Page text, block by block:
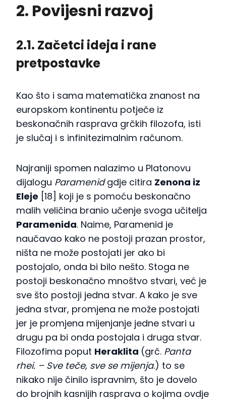
2. Povijesni razvoj
2.1. Začetci ideja i rane
pretpostavke
Kao što i sama matematička znanost na
europskom kontinentu potječe iz
beskonačnih rasprava grčkih filozofa, isti
je slučaj i s infinitezimalnim računom.
Najraniji spomen nalazimo u Platonovu
dijalogu Paramenidgdje citira Zenona iz
Eleje [18] koji je s pomoću beskonačno
malih veličina branio učenje svoga učitelja
Paramenida. Naime, Paramenid je
naučavao kako ne postoji prazan prostor,
ništa ne može postojati jer ako bi
postojalo, onda bi bilo nešto. Stoga ne
postoji beskonačno mnoštvo stvari, već je
sve što postoji jedna stvar. A kako je sve
jedna stvar, promjena ne može postojati
jer je promjena mijenjanje jedne stvari u
drugu pa bi onda postojala i druga stvar.
Filozofima poput Heraklita (grč. Panta
rhei. – Sve teče, sve se mijenja.) to se
nikako nije činilo ispravnim, što je dovelo
do brojnih kasnijih rasprava o kojima ovdje